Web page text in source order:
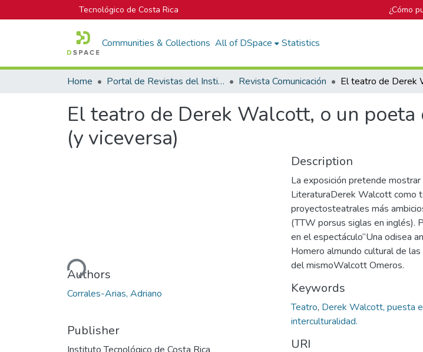
Tecnológico de Costa Rica ¿Cómo
Communities & Collections All of DSpace Statistics
Home Portal de Revistas del Instituto Tecnológico de Costa Rica Revista Comunicación
El teatro de Derek Walcott, o un
(y viceversa)
Loading...
Authors
Corrales-Arias, Adriano
Publisher
Description
La exposición pretende
LiteraturaDerek Walcott como
proyectosteatrales más
(TTW porsus siglas en inglés).
en el espectáculo“Una odisea
Homero almundo cultural de
del mismoWalcott Omeros.
Keywords
Teatro, Derek Walcott, puesta
interculturalidad.
URI